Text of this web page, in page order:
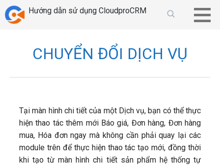
Chuyển
tới
Hướng dẫn sử dụng CloudproCRM
CHUYỂN ĐỔI DỊCH VỤ
Tại màn hình chi tiết của một Dịch vụ, bạn có thể thực
hiện thao tác thêm mới Báo giá, Đơn hàng, Đơn hàng
mua, Hóa đơn ngay mà không cần phải quay lại các
module trên để thực hiện thao tác tạo mới, đồng thời
khi tạo từ màn hình chi tiết sản phẩm hệ thống tự